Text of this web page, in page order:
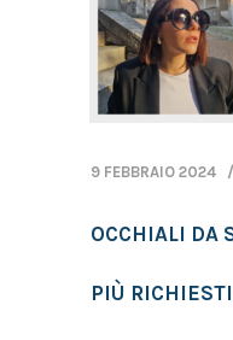
9 FEBBRAIO 2024
OCCHIALI DA
PIÙ